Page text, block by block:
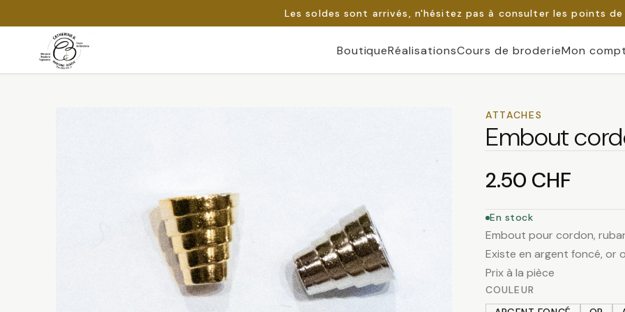
Les soldes sont arrivés, n'hésitez pas à consulter les points
Passer
BoutiqueRéalisationsCours de broderieMon
ATTACHES
Embout
2.50 CHF
En stock
Embout pour cordon,
Existe en argent foncé, or
Prix à la pièce
COULEUR